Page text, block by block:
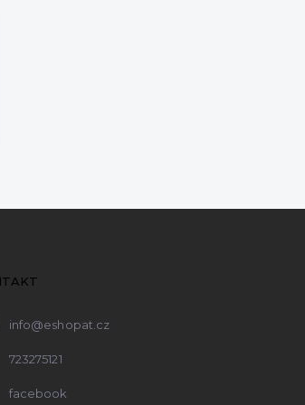
info@eshopat.cz
723275121
facebook